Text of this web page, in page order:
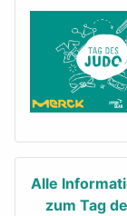
Alle
zum Tag